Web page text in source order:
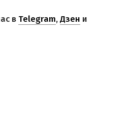
в Telegram,Дзен и